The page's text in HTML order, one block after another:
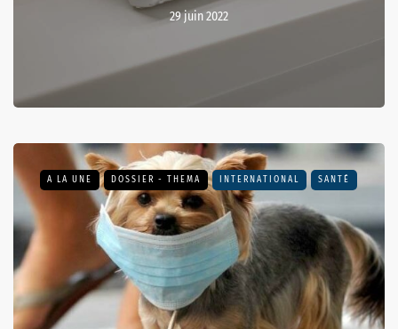
29 juin 2022
A LA UNE DOSSIER - THEMA INTERNATIONAL SANTÉ